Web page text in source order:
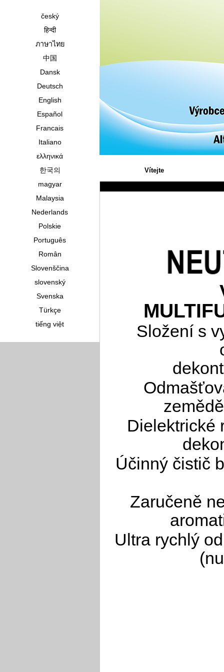
český
हिन्दी
ภาษาไทย
中国
Dansk
Deutsch
English
Español
Francais
Italiano
ελληνικά
한국의
magyar
Malaysia
Nederlands
Polskie
Português
Român
Slovenščina
slovenský
Svenska
Türkçe
tiếng việt
Vítejte
Složení s
Dielektrické
Účinný čistič
Zaručeně
Ultra rychlý